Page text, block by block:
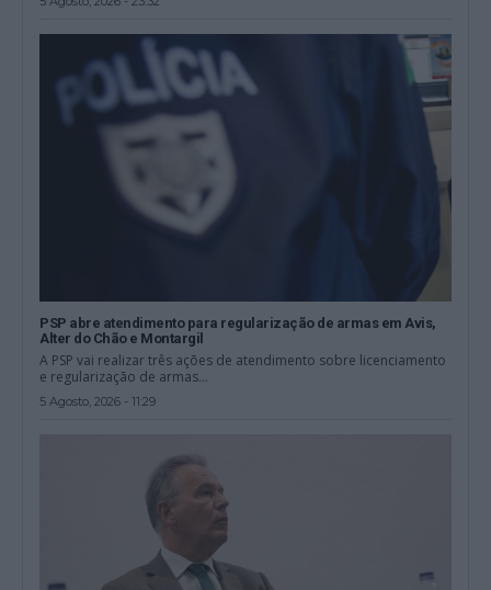
PSP abre atendimento para regularização de armas em Avis,
Alter do Chão e Montargil
A PSP vai realizar três ações de atendimento sobre licenciamento
e regularização de armas...
5 Agosto, 2026 - 11:29